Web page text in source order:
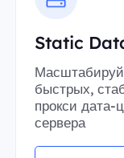
Static
быстрых,
прокси дата-
сервера